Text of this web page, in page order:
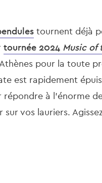
tournent déjà
tournée 2024Music of
pour la toute
est rapidement
à l'énorme
vos lauriers.